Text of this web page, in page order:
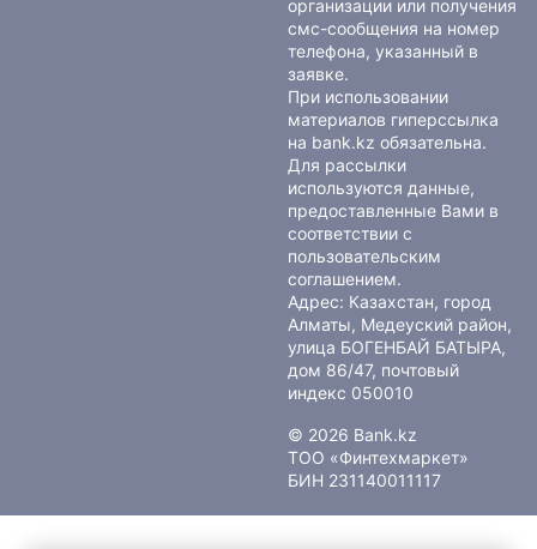
организации или получения
смс-сообщения на номер
телефона, указанный в
заявке.
При использовании
материалов гиперссылка
на bank.kz обязательна.
Для рассылки
используются данные,
предоставленные Вами в
соответствии с
пользовательским
соглашением.
Адрес: Казахстан, город
Алматы, Медеуский район,
улица БОГЕНБАЙ БАТЫРА,
дом 86/47, почтовый
индекс 050010
© 2026 Bank.kz
ТОО «Финтехмаркет»
БИН 231140011117